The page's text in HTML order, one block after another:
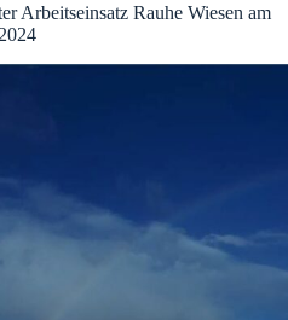
Arbeitseinsatz Rauhe Wiesen am